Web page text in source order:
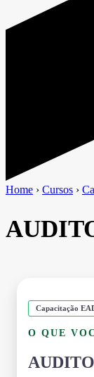
Home › Cursos ›
Capacitação
O QUE